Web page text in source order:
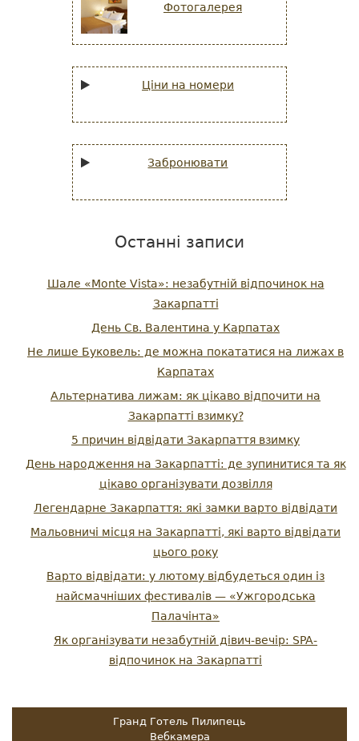
Фотогалерея
Ціни на номери
Забронювати
Останні записи
Шале «Monte Vista»: незабутній відпочинок на
Закарпатті
День Св. Валентина у Карпатах
Не лише Буковель: де можна покататися на лижах в
Карпатах
Альтернатива лижам: як цікаво відпочити на
Закарпатті взимку?
5 причин відвідати Закарпаття взимку
День народження на Закарпатті: де зупинитися та як
цікаво організувати дозвілля
Легендарне Закарпаття: які замки варто відвідати
Мальовничі місця на Закарпатті, які варто відвідати
цього року
Варто відвідати: у лютому відбудеться один із
найсмачніших фестивалів — «Ужгородська
Палачінта»
Як організувати незабутній дівич-вечір: SPA-
відпочинок на Закарпатті
Гранд Готель Пилипець
Вебкамера